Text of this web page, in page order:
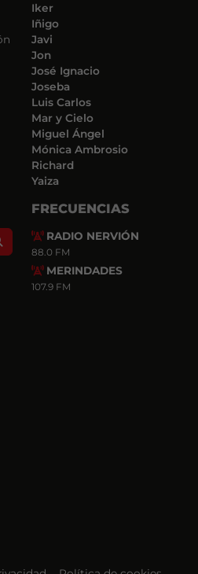
Iker
Iñigo
Javi
Jon
José Ignacio
Joseba
Luis Carlos
Mar y Cielo
Miguel Ángel
Mónica Ambrosio
Richard
Yaiza
Search
FRECUENCIAS
RADIO NERVIÓN
88.0 FM
MERINDADES
107.9 FM